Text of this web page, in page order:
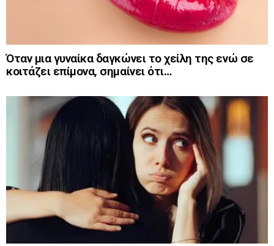
Όταν μια γυναίκα δαγκώνει το χείλη της ενώ σε
κοιτάζει επίμονα, σημαίνει ότι…